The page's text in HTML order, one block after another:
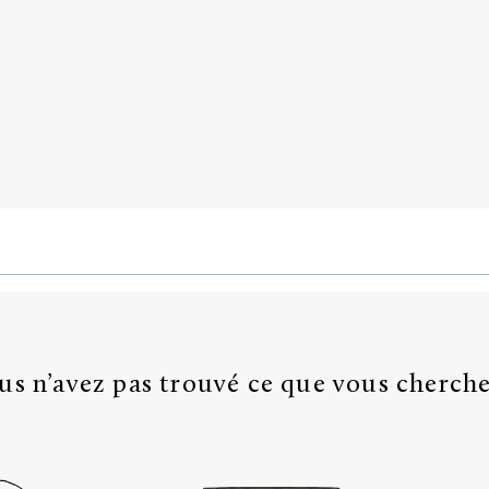
n’avez pas trouvé ce que vous